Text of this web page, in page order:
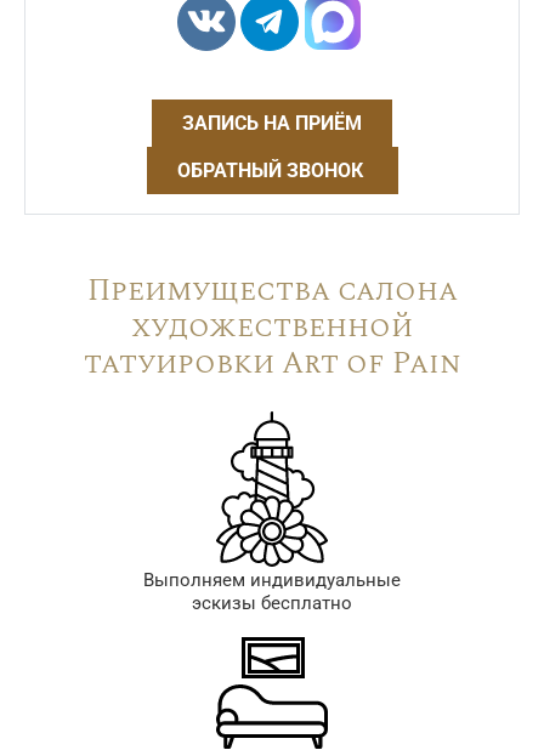
ЗАПИСЬ НА ПРИЁМ
ОБРАТНЫЙ ЗВОНОК
Преимущества салона
художественной
татуировки Art of Pain
Выполняем индивидуальные
эскизы бесплатно